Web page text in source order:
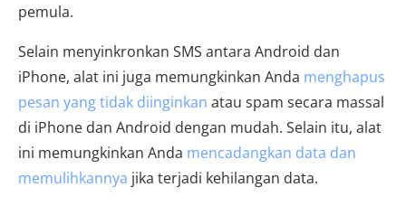
pemula.
Selain menyinkronkan SMS antara Android dan
iPhone, alat ini juga memungkinkan Anda menghapus
pesan yang tidak diinginkan atau spam secara massal
di iPhone dan Android dengan mudah. Selain itu, alat
ini memungkinkan Anda mencadangkan data dan
memulihkannya jika terjadi kehilangan data.